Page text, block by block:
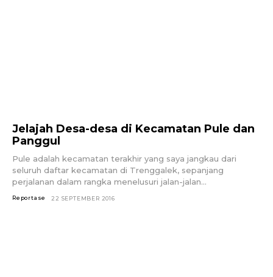
Jelajah Desa-desa di Kecamatan Pule dan
Panggul
Pule adalah kecamatan terakhir yang saya jangkau dari
seluruh daftar kecamatan di Trenggalek, sepanjang
perjalanan dalam rangka menelusuri jalan-jalan...
Reportase 22 SEPTEMBER 2016